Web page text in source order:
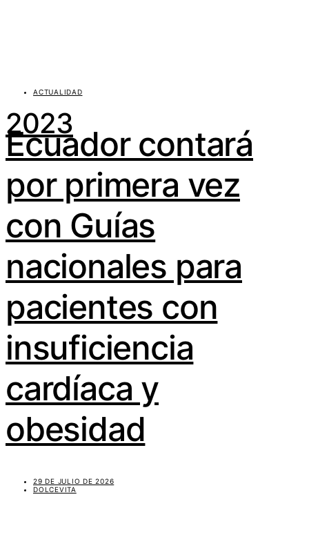
2023
ACTUALIDAD
Ecuador contará
por primera vez
con Guías
nacionales para
pacientes con
insuficiencia
cardíaca y
obesidad
29 DE JULIO DE 2026
DOLCEVITA